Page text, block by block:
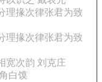
理掾次律张君为致
理掾次律张君为致
宽次韵 刘克庄
白馍